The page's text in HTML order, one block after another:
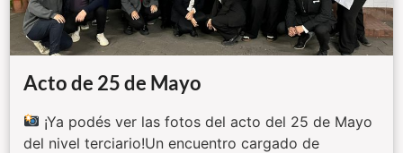
Acto de 25 de Mayo
¡Ya podés ver las fotos del acto del 25 de Mayo
del nivel terciario!Un encuentro cargado de